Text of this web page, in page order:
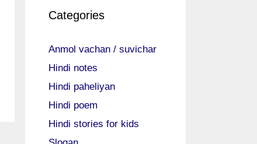
Categories
Anmol vachan / suvichar
Hindi notes
Hindi paheliyan
Hindi poem
Hindi stories for kids